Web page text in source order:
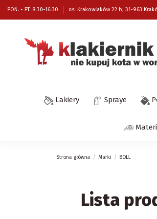
PON. - PT. 8:30-16:30 os. Krakowiaków 22 b, 31-963
Lakiery Spraye
Strona główna Marki BOLL
Lista